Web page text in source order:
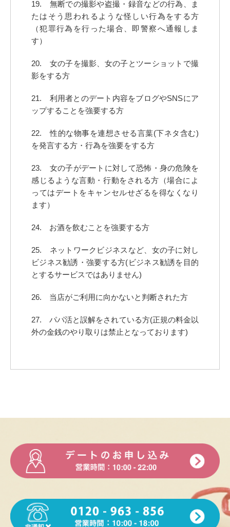
19. 無断での撮影や盗撮・録音などの行為、ま
たはそう思われるような怪しい行為をする方
（犯罪行為を行った場合、即警察へ通報しま
す）
20. 女の子を撮影、女の子とツーショットで撮
影をする方
21. 利用者とのデート内容をブログやSNSにア
ップすることを強要する方
22. 性的な物事を連想させる言葉(下ネタ含む)
を発言する方・行為を強要をする方
23. 女の子がデートに対して恐怖・身の危険を
感じるような言動・行動をされる方（場合によ
ってはデートをキャンセルせざるを得なくなり
ます）
24. お酒を飲むことを強要する方
25. ネットワークビジネスなど、女の子に対し
ビジネス勧誘・強要する方(ビジネス勧誘を目的
とするサービスではありません)
26. 当店がご利用に向かないと判断された方
27. パパ活と誤解をされている方(正規の料金以
外の金銭のやり取りは禁止となっております)